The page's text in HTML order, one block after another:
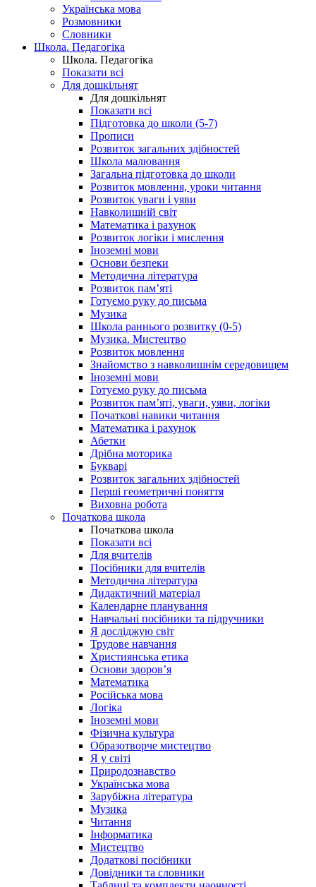
Українська мова
Розмовники
Словники
Школа. Педагогіка
Школа. Педагогіка
Показати всі
Для дошкільнят
Для дошкільнят
Показати всі
Підготовка до школи (5-7)
Прописи
Розвиток загальних здібностей
Школа малювання
Загальна підготовка до школи
Розвиток мовлення, уроки читання
Розвиток уваги і уяви
Навколишній світ
Математика і рахунок
Розвиток логіки і мислення
Іноземні мови
Основи безпеки
Методична література
Розвиток пам’яті
Готуємо руку до письма
Музика
Школа раннього розвитку (0-5)
Музика. Мистецтво
Розвиток мовлення
Знайомство з навколишнім середовищем
Іноземні мови
Готуємо руку до письма
Розвиток пам’яті, уваги, уяви, логіки
Початкові навики читання
Математика і рахунок
Абетки
Дрібна моторика
Букварі
Розвиток загальних здібностей
Перші геометричні поняття
Виховна робота
Початкова школа
Початкова школа
Показати всі
Для вчителів
Посібники для вчителів
Методична література
Дидактичний матеріал
Календарне планування
Навчальні посібники та підручники
Я досліджую світ
Трудове навчання
Християнська етика
Основи здоров’я
Математика
Російська мова
Логіка
Іноземні мови
Фізична культура
Образотворче мистецтво
Я у світі
Природознавство
Українська мова
Зарубіжна література
Музика
Читання
Інформатика
Мистецтво
Додаткові посібники
Довідники та словники